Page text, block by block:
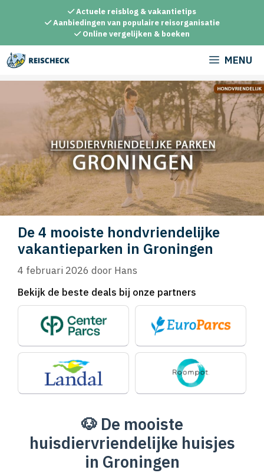
inhoud
Actuele reisblog & vakantietips
Aanbiedingen van populaire reisorganisatie
Online vergelijken & boeken
MENU
De 4 mooiste hondvriendelijke
vakantieparken in Groningen
4 februari 2026 door Hans
Bekijk de beste deals bij onze partners
🐶De mooiste
huisdiervriendelijke huisjes
in Groningen